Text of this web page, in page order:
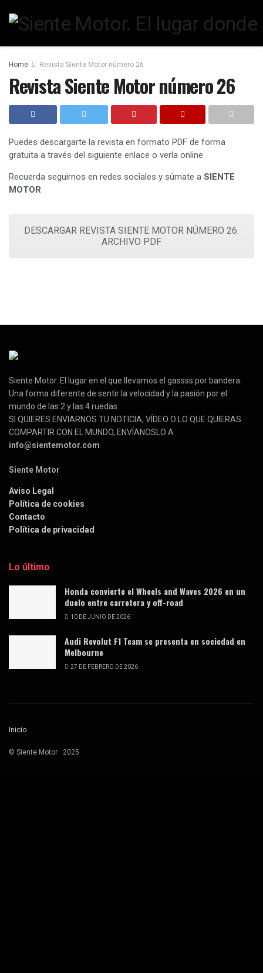
Home Revista Siente Motor número 26
Revista Siente Motor número 26
Puedes descargarte la revista en formato PDF de forma
gratuita a través del siguiente enlace o verla online.
Recuerda seguirnos en redes sociales y súmate a SIENTE
MOTOR
DESCARGAR REVISTA SIENTE MOTOR NÚMERO 26.
ARCHIVO PDF
Siente Motor. El lugar en el que llevamos el gassss por bandera.
Una forma diferente de sentir la velocidad y la pasión por el
mundo de las 2 y las 4 ruedas.
SI QUIERES ENVIARNOS TU NOTICIA, VÍDEO O LO QUE QUIERAS
COMPARTIR CON EL MUNDO, ENVÍANOSLO A
info@sientemotor.com
Siente Motor
Aviso Legal
Política de cookies
Contacto
Política de privacidad
Lo último
Honda convierte el Wheels and Waves 2026 en un
duelo entre carretera y off-road
10 DE JUNIO DE 2026
Audi Revolut F1 Team se presenta en sociedad en
Melbourne
27 DE FEBRERO DE 2026
Inicio
© Siente Motor · 2025